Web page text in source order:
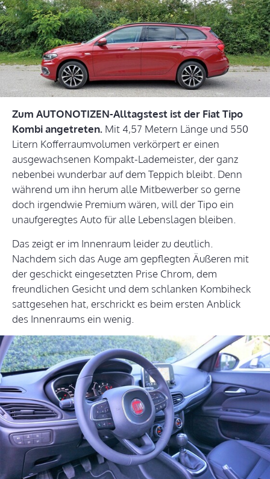
Zum AUTONOTIZEN-Alltagstest ist der Fiat Tipo
Kombi angetreten. Mit 4,57 Metern Länge und 550
Litern Kofferraumvolumen verkörpert er einen
ausgewachsenen Kompakt-Lademeister, der ganz
nebenbei wunderbar auf dem Teppich bleibt. Denn
während um ihn herum alle Mitbewerber so gerne
doch irgendwie Premium wären, will der Tipo ein
unaufgeregtes Auto für alle Lebenslagen bleiben.
Das zeigt er im Innenraum leider zu deutlich.
Nachdem sich das Auge am gepflegten Äußeren mit
der geschickt eingesetzten Prise Chrom, dem
freundlichen Gesicht und dem schlanken Kombiheck
sattgesehen hat, erschrickt es beim ersten Anblick
des Innenraums ein wenig.